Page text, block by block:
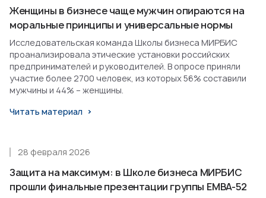
Женщины в бизнесе чаще мужчин опираются на
моральные принципы и универсальные нормы
Исследовательская команда Школы бизнеса МИРБИС
проанализировала этические установки российских
предпринимателей и руководителей. В опросе приняли
участие более 2700 человек, из которых 56% составили
мужчины и 44% – женщины.
Читать материал
Защита на максимум: в Школе бизнеса МИРБИС
прошли финальные презентации группы EMBA-52
28 февраля 2026